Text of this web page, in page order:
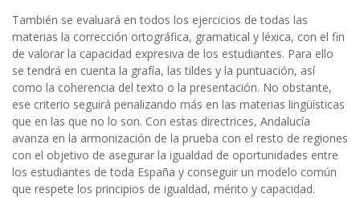
También se evaluará en todos los ejercicios de todas las
materias la corrección ortográfica, gramatical y léxica, con el fin
de valorar la capacidad expresiva de los estudiantes. Para ello
se tendrá en cuenta la grafía, las tildes y la puntuación, así
como la coherencia del texto o la presentación. No obstante,
ese criterio seguirá penalizando más en las materias lingüísticas
que en las que no lo son. Con estas directrices, Andalucía
avanza en la armonización de la prueba con el resto de regiones
con el objetivo de asegurar la igualdad de oportunidades entre
los estudiantes de toda España y conseguir un modelo común
que respete los principios de igualdad, mérito y capacidad.